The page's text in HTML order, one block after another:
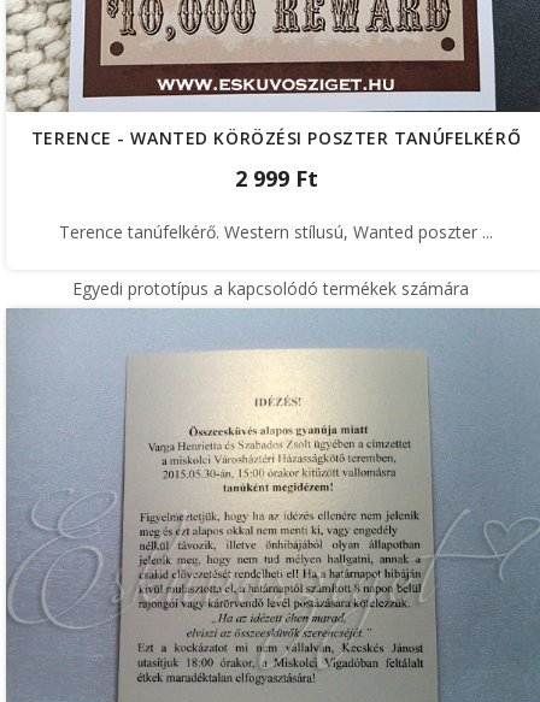
TERENCE - WANTED KÖRÖZÉSI POSZTER TANÚFELKÉRŐ
2 999 Ft
Terence tanúfelkérő. Western stílusú, Wanted poszter ...
Egyedi prototípus a kapcsolódó termékek számára